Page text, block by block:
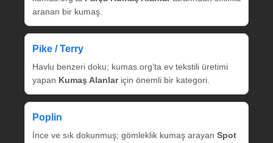
aranan bir kumaş.
Pike / Terry
Havlu benzeri doku; kumas.org’ta ev tekstili üretimi
yapan Kumaş Alanlariçin önemli bir kategori.
Poplin
İnce ve sık dokunmuş; gömleklik kumaş arayan Spot